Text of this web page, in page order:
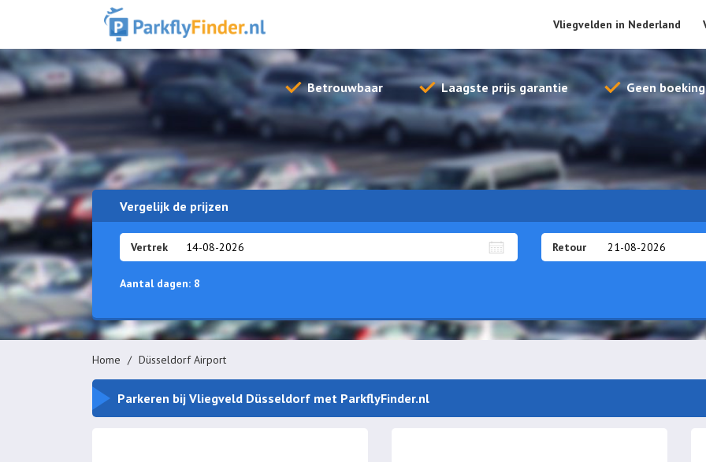
Vliegvelden in Nederland
Betrouwbaar Laagste prijs garantie Geen
Vergelijk de prijzen
Vertrek Retour
Aantal dagen: 8
Home Düsseldorf Airport
Parkeren bij Vliegveld Düsseldorf met ParkflyFinder.nl